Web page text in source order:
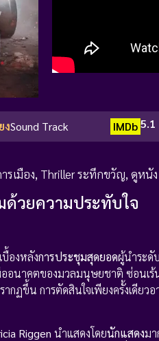
งSound Track IMDb5.1
รเมือง, Thriller ระทึกขวัญ, ดูหนัง
ด้วยความประทับใจ
องหลังการประชุมสุดยอดผู้นำระดั
ออนาคตของมวลมนุษยชาติ ซ่อนเ
กฏขึ้น การตัดสินใจเพียงครั้งเดีย
Riggen นำแสดงโดยนักแสดงมา